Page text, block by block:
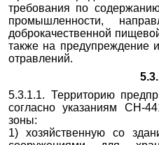
требования по
промышленности,
доброкачественной
также на предупреждение
отравлений.
5.3.1.1. Территорию
согласно указаниям СН-
зоны:
1) хозяйственную со